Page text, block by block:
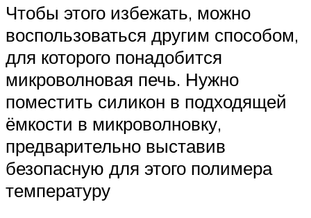
Чтобы этого избежать, можно
воспользоваться другим способом,
для которого понадобится
микроволновая печь. Нужно
поместить силикон в подходящей
ёмкости в микроволновку,
предварительно выставив
безопасную для этого полимера
температуру